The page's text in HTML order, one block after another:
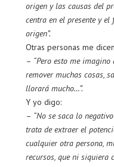
origen y las causas del
centra en el presente y el
origen”.
Otras personas me
– “Pero esto me
remover muchas cosas,
llorará mucho…”.
Y yo digo:
– “No se saca lo
trata de extraer el
cualquier otra persona,
recursos, que ni siquiera